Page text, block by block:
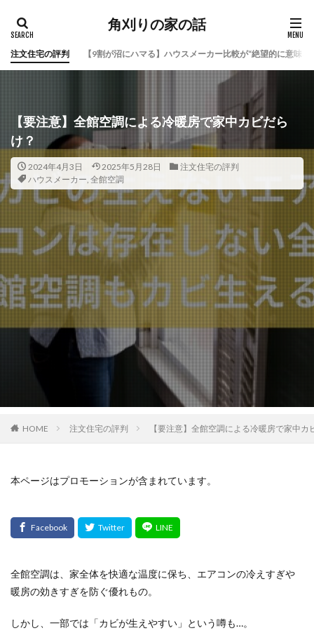
角刈りの家の話
注文住宅の評判 【9割が沼にハマる】ハウスメーカー比較が“絶望的に意味
【要注意】全館空調による冷暖房で家中カビだら
け？
2024年4月3日 2025年5月28日
注文住宅の評判
ハウスメーカー, 全館空調
HOME 注文住宅の評判 【要注意】全館空調による冷暖房で家中カ
本ページはプロモーションが含まれています。
全館空調は、家全体を快適な温度に保ち、エアコンの冷えすぎや
暖房の効きすぎを防ぐ優れもの。
しかし、一部では「カビが生えやすい」という噂も…。